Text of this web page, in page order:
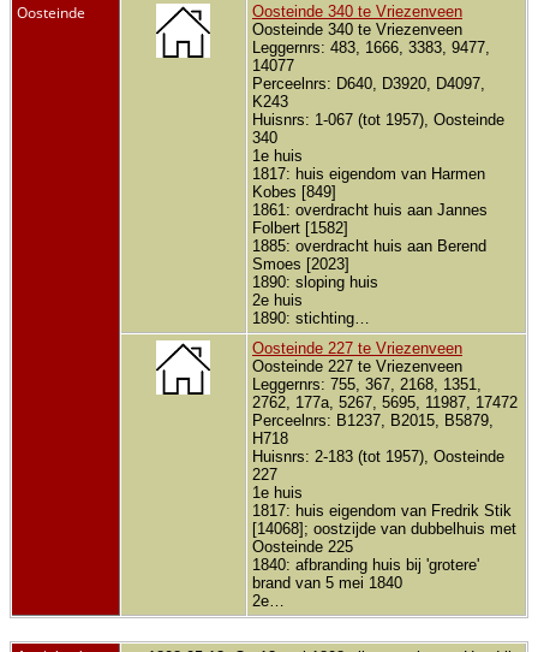
Oosteinde
Oosteinde 340 te Vriezenveen
Oosteinde 340 te Vriezenveen
Leggernrs: 483, 1666, 3383, 9477,
14077
Perceelnrs: D640, D3920, D4097,
K243
Huisnrs: 1-067 (tot 1957), Oosteinde
340
1e huis
1817: huis eigendom van Harmen
Kobes [849]
1861: overdracht huis aan Jannes
Folbert [1582]
1885: overdracht huis aan Berend
Smoes [2023]
1890: sloping huis
2e huis
1890: stichting…
Oosteinde 227 te Vriezenveen
Oosteinde 227 te Vriezenveen
Leggernrs: 755, 367, 2168, 1351,
2762, 177a, 5267, 5695, 11987, 17472
Perceelnrs: B1237, B2015, B5879,
H718
Huisnrs: 2-183 (tot 1957), Oosteinde
227
1e huis
1817: huis eigendom van Fredrik Stik
[14068]; oostzijde van dubbelhuis met
Oosteinde 225
1840: afbranding huis bij 'grotere'
brand van 5 mei 1840
2e…